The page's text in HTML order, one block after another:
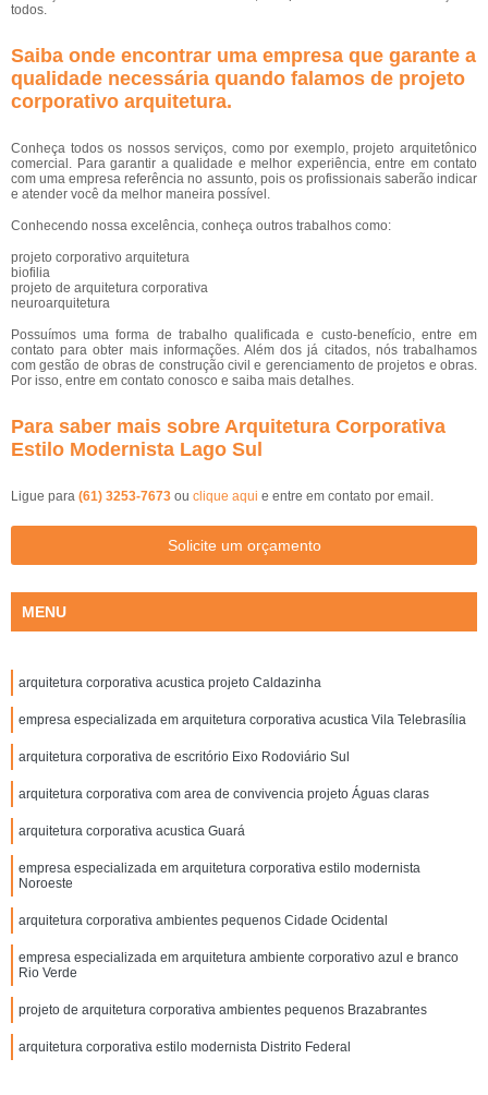
todos.
Saiba onde encontrar uma empresa que garante a
qualidade necessária quando falamos de projeto
corporativo arquitetura.
Conheça todos os nossos serviços, como por exemplo, projeto arquitetônico
comercial. Para garantir a qualidade e melhor experiência, entre em contato
com uma empresa referência no assunto, pois os profissionais saberão indicar
e atender você da melhor maneira possível.
Conhecendo nossa excelência, conheça outros trabalhos como:
projeto corporativo arquitetura
biofilia
projeto de arquitetura corporativa
neuroarquitetura
Possuímos uma forma de trabalho qualificada e custo-benefício, entre em
contato para obter mais informações. Além dos já citados, nós trabalhamos
com gestão de obras de construção civil e gerenciamento de projetos e obras.
Por isso, entre em contato conosco e saiba mais detalhes.
Para saber mais sobre Arquitetura Corporativa
Estilo Modernista Lago Sul
Ligue para (61) 3253-7673 ou clique aqui e entre em contato por email.
Solicite um orçamento
MENU
arquitetura corporativa acustica projeto Caldazinha
empresa especializada em arquitetura corporativa acustica Vila Telebrasília
arquitetura corporativa de escritório Eixo Rodoviário Sul
arquitetura corporativa com area de convivencia projeto Águas claras
arquitetura corporativa acustica Guará
empresa especializada em arquitetura corporativa estilo modernista
Noroeste
arquitetura corporativa ambientes pequenos Cidade Ocidental
empresa especializada em arquitetura ambiente corporativo azul e branco
Rio Verde
projeto de arquitetura corporativa ambientes pequenos Brazabrantes
arquitetura corporativa estilo modernista Distrito Federal